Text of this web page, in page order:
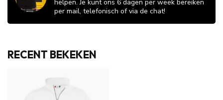
helpen. Je kunt ons 6 dagen per week bereiken
per mail, telefonisch of via de chat!
RECENT BEKEKEN